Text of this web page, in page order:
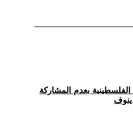
الفلسطينية بعدم المشاركة